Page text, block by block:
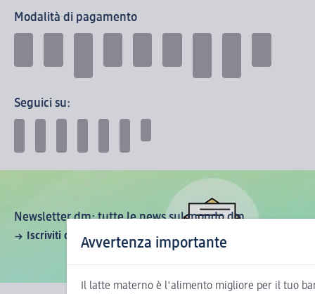
Avvertenza importante
Il latte materno è l'alimento migliore per il tuo
Modalità di pagamento
Seguici su:
Newsletter dm: tutte le news sul mondo dm
Iscriviti ora!